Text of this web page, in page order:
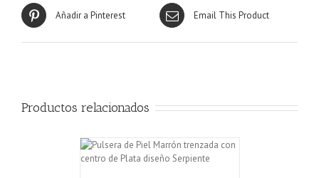
Añadir a Pinterest Email This Product
Productos relacionados